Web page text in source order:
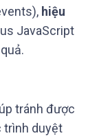
hiệu
JavaScript
tránh được
trình duyệt